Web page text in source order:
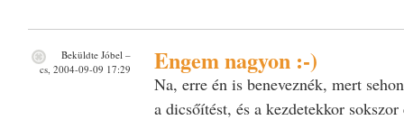
Engem nagyon :-)
Na, erre én is beneveznék, mert
a dicsőítést, és a kezdetekkor
Beküldte Jóbel –
cs, 2004-09-09 17:29